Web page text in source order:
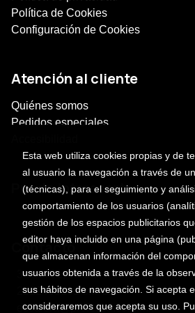
Política de Cookies
Configuración de Cookies
Atención al cliente
Quiénes somos
Pedidos especiales
Puede interesarte
Contacto
3 sur 701, centro
2222469101 ext. 118
escalera@profetica.com.mx
Esta web utiliza cookies propias y de
al usuario la navegación a través de
(técnicas), para el seguimiento y
comportamiento de los usuarios
gestión de los espacios publicitarios
editor haya incluido en una página
que almacenan información del
usuarios obtenida a través de la
sus hábitos de navegación. Si acepta
consideraremos que acepta su uso.